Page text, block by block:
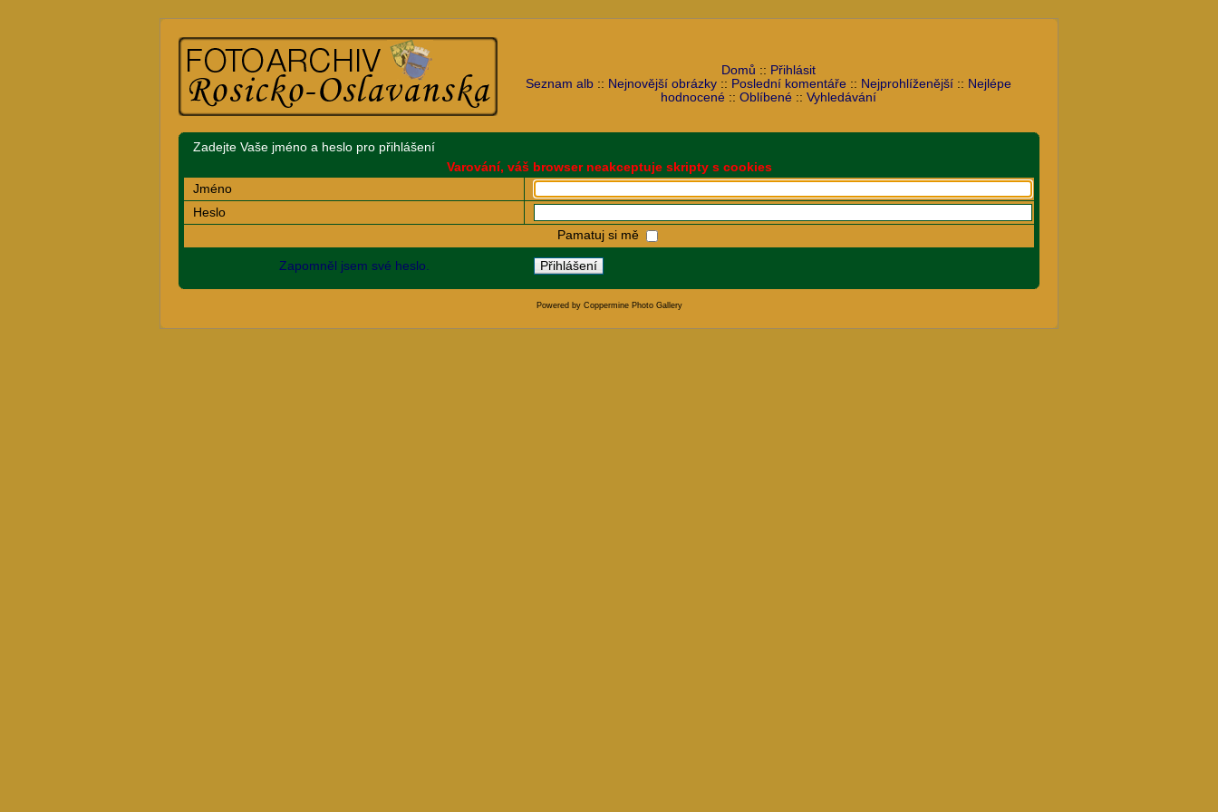
Domů :: Přihlásit
Seznam alb :: Nejnovější obrázky :: Poslední komentáře :: Nejprohlíženější :: Nejlépe
hodnocené :: Oblíbené :: Vyhledávání
Zadejte Vaše jméno a heslo pro přihlášení
Varování, váš browser neakceptuje skripty s cookies
Jméno
Heslo
Pamatuj si mě
Zapomněl jsem své heslo.
Powered by Coppermine Photo Gallery